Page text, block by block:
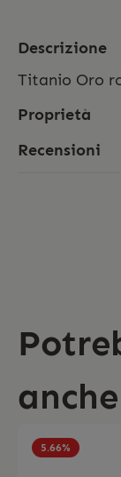
Descrizione
Titanio Oro
Proprietà
Recensioni
anche
5.66%